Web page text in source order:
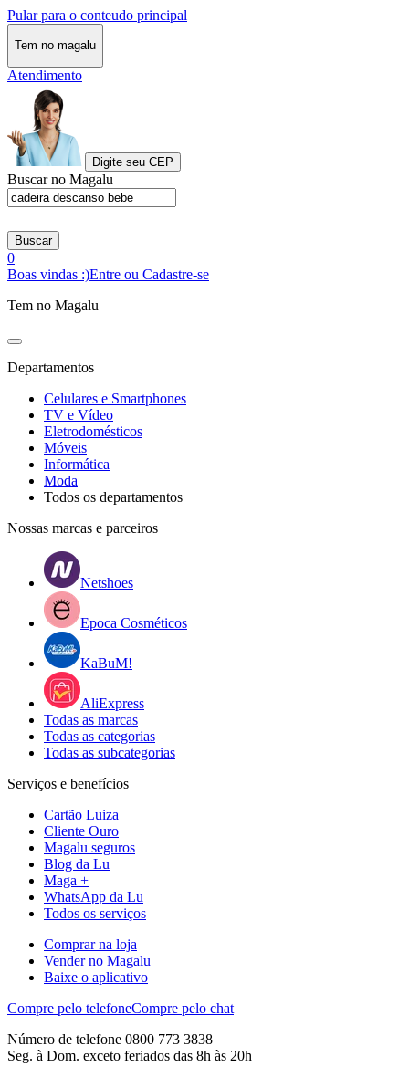
Pular para o conteudo principal
Tem no magalu
Atendimento
Digite seu CEP
Buscar no Magalu
Buscar
0
Boas vindas :)Entre ou Cadastre-se
Tem no Magalu
Departamentos
Celulares e Smartphones
TV e Vídeo
Eletrodomésticos
Móveis
Informática
Moda
Todos os departamentos
Nossas marcas e parceiros
Netshoes
Epoca Cosméticos
KaBuM!
AliExpress
Todas as marcas
Todas as categorias
Todas as subcategorias
Serviços e benefícios
Cartão Luiza
Cliente Ouro
Magalu seguros
Blog da Lu
Maga +
WhatsApp da Lu
Todos os serviços
Comprar na loja
Vender no Magalu
Baixe o aplicativo
Compre pelo telefoneCompre pelo chat
Número de telefone 0800 773 3838
Seg. à Dom. exceto feriados das 8h às 20h